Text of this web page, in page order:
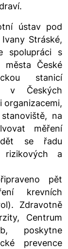
ústav pod
Stráské,
spolupráci s
města České
stanicí
v Českých
organizacemi,
na
měření
se řadu
a
pět
krevních
Zdravotně
Centrum
poskytne
prevence